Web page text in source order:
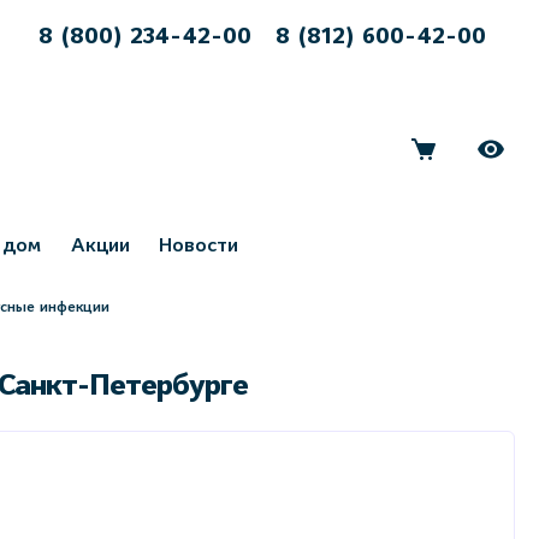
8 (800) 234-42-00 8 (812) 600-42-00
дом Акции Новости
инфекции
Петербурге